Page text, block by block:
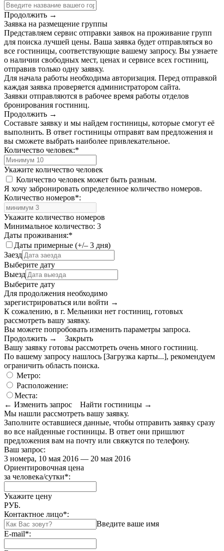
Продолжить →
Заявка на размещение группы
Представляем сервис отправки заявок на проживание групп
для поиска лучшей цены. Ваша заявка будет отправляться во
все гостиницы, соответствующие вашему запросу. Вы узнаете
о наличии свободных мест, ценах и сервисе всех гостиниц,
отправив только одну заявку.
Для начала работы необходима авторизация. Перед отправкой
каждая заявка проверяется администратором сайта.
Заявки отправляются в рабочее время работы отделов
бронирования гостиниц.
Продолжить →
Составьте заявку и мы найдем гостиницы, которые смогут её
выполнить. В ответ гостиницы отправят вам предложения и
вы сможете выбрать наиболее привлекательное.
Количество человек:*
Укажите количество человек
Количество человек может быть разным.
Я хочу забронировать определенное количество номеров.
Количество номеров*:
Укажите количество номеров
Минимальное количество: 3
Даты проживания:*
Даты примерные (+/– 3 дня)
Заезд
Выберите дату
Выезд
Выберите дату
Для продолжения необходимо
зарегистрироваться или войти →
К сожалению, в г. Мельники нет гостиниц, готовых
рассмотреть вашу заявку.
Вы можете попробовать изменить параметры запроса.
Продолжить →
Закрыть
Вашу заявку готовы рассмотреть очень много гостиниц.
По вашему запросу нашлось [Загрузка карты...], рекомендуем
ограничить область поиска.
Метро:
Расположение:
Места:
← Изменить запрос
Найти гостиницы →
Мы нашли рассмотреть вашу заявку.
Заполните оставшиеся данные, чтобы отправить заявку сразу
во все найденные гостиницы. В ответ они пришлют
предложения вам на почту или свяжутся по телефону.
Ваш запрос:
3 номера, 10 мая 2016 — 20 мая 2016
Ориентировочная цена
за человека/сутки*:
Укажите цену
РУБ.
Контактное лицо*:
Введите ваше имя
E-mail*: